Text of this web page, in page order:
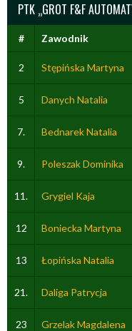
PTK „GROT F&F
# Zawodnik
2 Stępińska Martyna
5 Danych Natalia
7. Bednarek Natalia
9. Poleszak Dominika
11. Grygiel Kaja
12 Boniecka Martyna
13 Łopińska Natalia
21. Daliga Patrycja
23 Grzelak Magdalena